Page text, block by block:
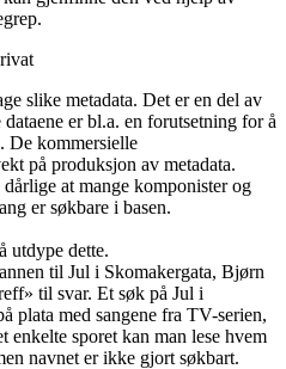
slike metadata. Det er en del av
er bl.a. en forutsetning for å
De kommersielle
på produksjon av metadata.
at mange komponister og
er søkbare i basen.
utdype dette.
til Jul i Skomakergata, Bjørn
til svar. Et søk på Jul i
plata med sangene fra TV-serien,
enkelte sporet kan man lese hvem
navnet er ikke gjort søkbart.